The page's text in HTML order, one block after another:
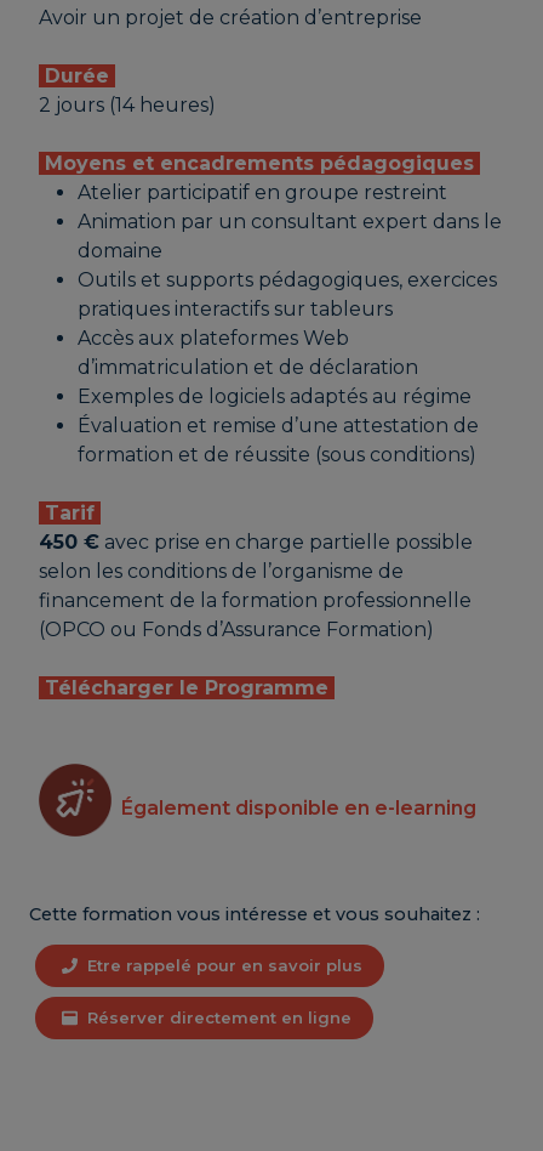
Avoir un projet de création d’entreprise
Durée
2 jours (14 heures)
Moyens et encadrements pédagogiques
Atelier participatif en groupe restreint
Animation par un consultant expert dans le
domaine
Outils et supports pédagogiques, exercices
pratiques interactifs sur tableurs
Accès aux plateformes Web
d’immatriculation et de déclaration
Exemples de logiciels adaptés au régime
Évaluation et remise d’une attestation de
formation et de réussite (sous conditions)
Tarif
450 € avec prise en charge partielle possible
selon les conditions de l’organisme de
financement de la formation professionnelle
(OPCO ou Fonds d’Assurance Formation)
Télécharger le Programme
Également disponible en e-learning
Cette formation vous intéresse et vous souhaitez :
Etre rappelé pour en savoir plus
Réserver directement en ligne